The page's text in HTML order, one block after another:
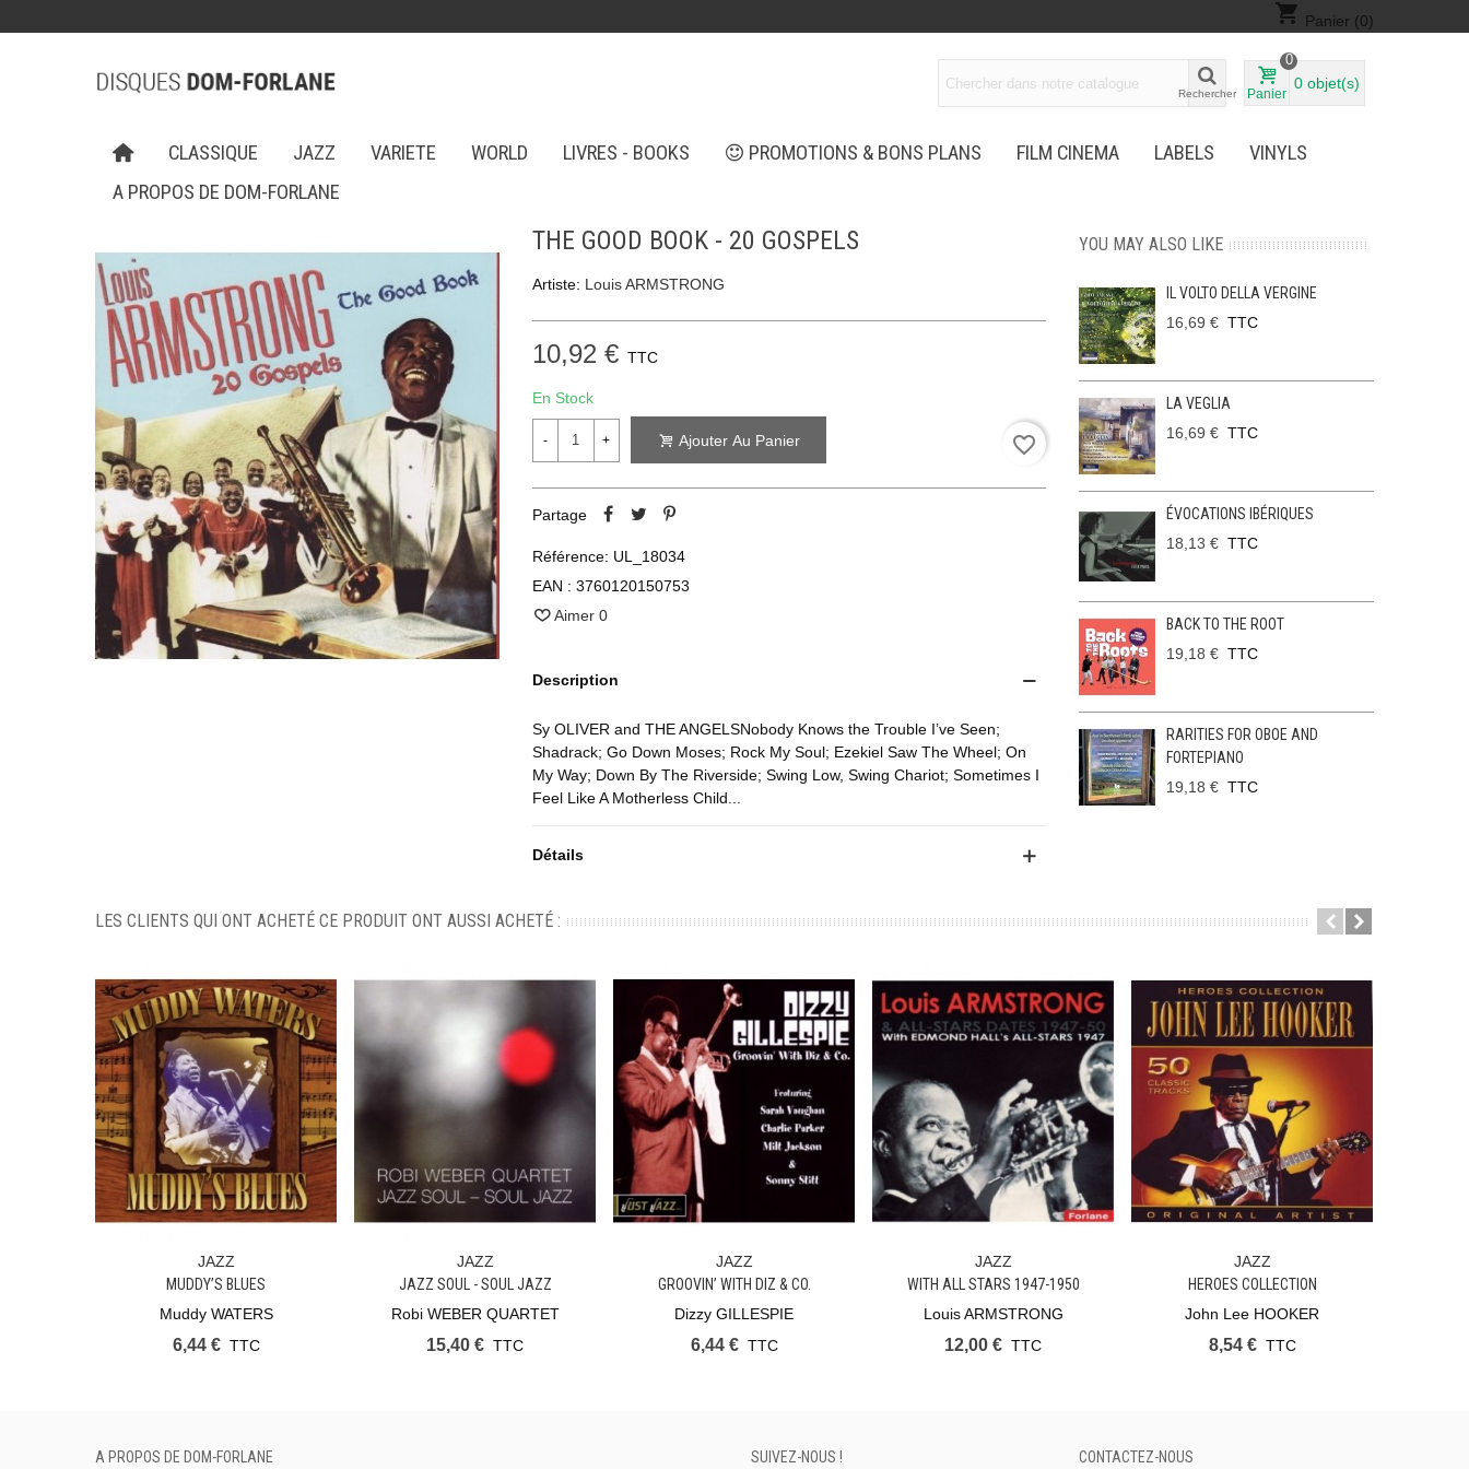
shopping_cart Panier (0)
Rechercher Panier
0
0 objet(s)
CLASSIQUE JAZZ VARIETE WORLD LIVRES - BOOKS PROMOTIONS & BONS PLANS FILM CINEMA LABELS
VINYLS
A PROPOS DE DOM-FORLANE
THE GOOD BOOK - 20 GOSPELS
Artiste: Louis ARMSTRONG
10,92 € TTC
En Stock
- + Ajouter Au Panier favorite_border
Partage
Référence: UL_18034
EAN : 3760120150753
Aimer 0
Description
Sy OLIVER and THE ANGELSNobody Knows the Trouble I’ve Seen;
Shadrack; Go Down Moses; Rock My Soul; Ezekiel Saw The Wheel; On
My Way; Down By The Riverside; Swing Low, Swing Chariot; Sometimes I
Feel Like A Motherless Child...
Détails
YOU MAY ALSO LIKE
IL VOLTO DELLA VERGINE
16,69 € TTC
LA VEGLIA
16,69 € TTC
ÉVOCATIONS IBÉRIQUES
18,13 € TTC
BACK TO THE ROOT
19,18 € TTC
RARITIES FOR OBOE AND
FORTEPIANO
19,18 € TTC
LES CLIENTS QUI ONT ACHETÉ CE PRODUIT ONT AUSSI ACHETÉ :
Ajouter Au Panier
JAZZ
MUDDY’S BLUES
Muddy WATERS
6,44 € TTC
Ajouter Au Panier
JAZZ
JAZZ SOUL - SOUL JAZZ
Robi WEBER QUARTET
15,40 € TTC
Ajouter Au Panier
JAZZ
GROOVIN’ WITH DIZ & CO.
Dizzy GILLESPIE
6,44 € TTC
Ajouter Au Panier
JAZZ
WITH ALL STARS 1947-1950
Louis ARMSTRONG
12,00 € TTC
Ajouter Au Panier
JAZZ
HEROES COLLECTION
John Lee HOOKER
8,54 € TTC
A PROPOS DE DOM-FORLANE SUIVEZ-NOUS ! CONTACTEZ-NOUS